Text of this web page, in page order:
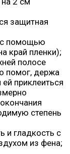
защитная
с помощью
край пленки);
полосе
помог, держа
приклеиться
степень
и гладкость с
из фена;